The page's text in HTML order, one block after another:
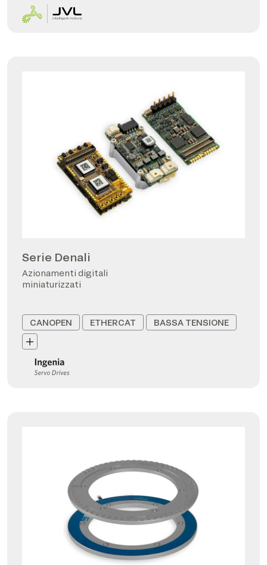
Serie Denali
Azionamenti digitali
miniaturizzati
CANOPEN ETHERCAT BASSA TENSIONE